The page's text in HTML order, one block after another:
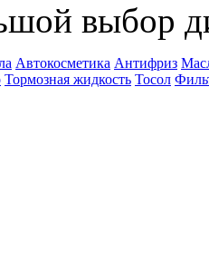
выбор
Автокосметика Антифриз
Тормозная жидкость Тосол